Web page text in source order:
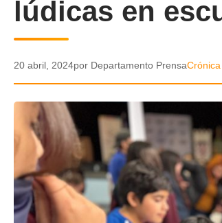
lúdicas en
20 abril, 2024por Departamento PrensaCrónica